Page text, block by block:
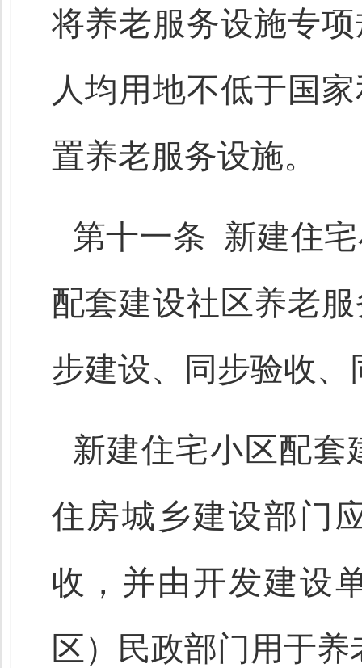
将养老服务设施专
人均用地不低于国
置养老服务设施。
第十一条 新建住
配套建设社区养老
步建设、同步验收
新建住宅小区配套
住房城乡建设部门
收，并由开发建设
区）民政部门用于养